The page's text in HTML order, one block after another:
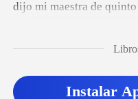
Instalar